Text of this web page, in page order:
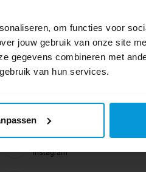
om functies voor
jouw gebruik van onze site
gegevens combineren met
van hun services.
voor je klaar!
Volg ons op
Instagram